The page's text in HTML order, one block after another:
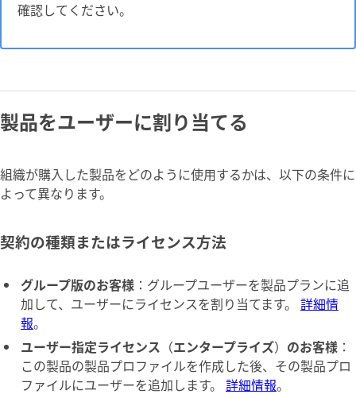
確認してください。
製品をユーザーに割り当てる
組織が購入した製品をどのように使用するかは、以下の条件に
よって異なります。
契約の種類またはライセンス方法
グループ版のお客様 ：グループユーザーを製品プランに追
加して、ユーザーにライセンスを割り当てます。 詳細情
報。
ユーザー指定ライセンス （エンタープライズ） のお客様 ：
この製品の製品プロファイルを作成した後、その製品プロ
ファイルにユーザーを追加します。 詳細情報。